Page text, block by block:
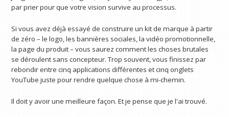
par prier pour que votre vision survive au processus.
Si vous avez déjà essayé de construire un kit de marque à partir
de zéro – le logo, les bannières sociales, la vidéo promotionnelle,
la page du produit – vous saurez comment les choses brutales
se déroulent sans concepteur. Trop souvent, vous finissez par
rebondir entre cinq applications différentes et cinq onglets
YouTube juste pour rendre quelque chose à mi-chemin.
Il doit y avoir une meilleure façon. Et je pense que je l'ai trouvé.